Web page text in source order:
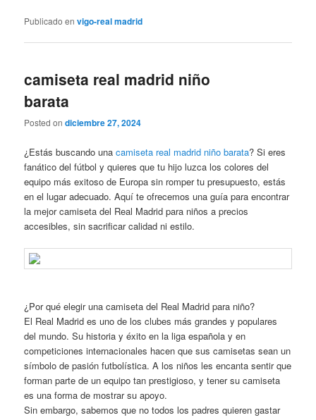
Publicado en vigo-real madrid
camiseta real madrid niño
barata
Posted ondiciembre 27, 2024
¿Estás buscando unacamiseta real madrid niño barata? Si eres
fanático del fútbol y quieres que tu hijo luzca los colores del
equipo más exitoso de Europa sin romper tu presupuesto, estás
en el lugar adecuado. Aquí te ofrecemos una guía para encontrar
la mejor camiseta del Real Madrid para niños a precios
accesibles, sin sacrificar calidad ni estilo.
¿Por qué elegir una camiseta del Real Madrid para niño?
El Real Madrid es uno de los clubes más grandes y populares
del mundo. Su historia y éxito en la liga española y en
competiciones internacionales hacen que sus camisetas sean un
símbolo de pasión futbolística. A los niños les encanta sentir que
forman parte de un equipo tan prestigioso, y tener su camiseta
es una forma de mostrar su apoyo.
Sin embargo, sabemos que no todos los padres quieren gastar